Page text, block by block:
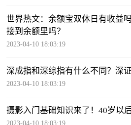
世界热文：余额宝双休日有收益
接到余额里吗？
2023-04-10 18:03:19
深成指和深综指有什么不同？深
2023-04-10 18:03:19
摄影入门基础知识来了！40岁以
2023-04-10 18:03:19